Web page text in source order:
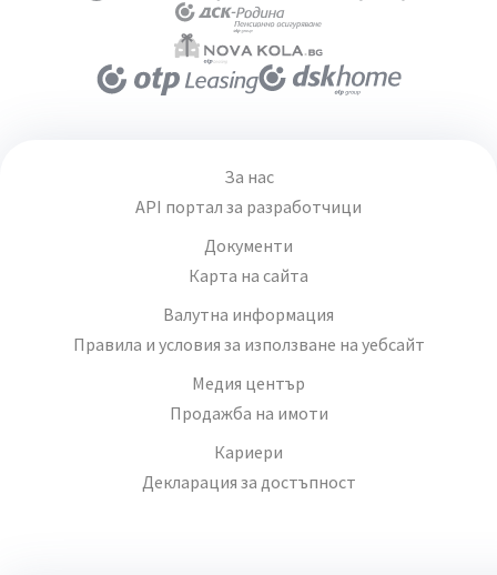
За нас
API портал за разработчици
Документи
Карта на сайта
Валутна информация
Правила и условия за използване на уебсайт
Медия център
Продажба на имоти
Кариери
Декларация за достъпност